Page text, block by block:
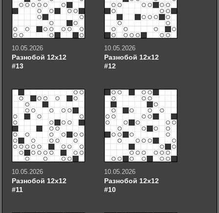
10.05.2026
Разнобой 12х12
#13
10.05.2026
Разнобой 12х12
#12
10.05.2026
Разнобой 12х12
#11
10.05.2026
Разнобой 12х12
#10